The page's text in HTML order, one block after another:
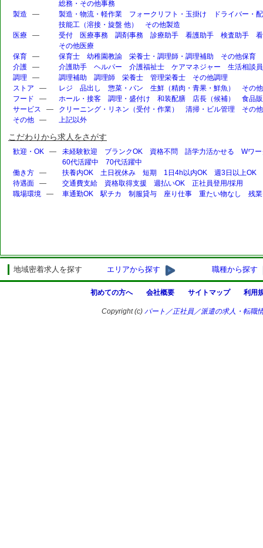
総務・その他事務
製造 — 製造・物流・軽作業 フォークリフト・玉掛け
ドライバー・
技能工（溶接・旋盤 他）
その他製造
医療 — 受付 医療事務 調剤事務 診療助手 看護助手 検査助手
その他医療
保育 — 保育士 幼稚園教諭 栄養士・調理師・調理補助
その他保育
介護 — 介護助手 ヘルパー 介護福祉士 ケアマネジャー
生活相談員
調理 — 調理補助 調理師 栄養士 管理栄養士
その他調理
ストア — レジ 品出し 惣菜・パン 生鮮（精肉・青果・鮮魚）
その
フード — ホール・接客 調理・盛付け 和装配膳 店長（候補）
食品
サービス
— クリーニング・リネン（受付・作業） 清掃・ビル管理
その
その他 — 上記以外
こだわりから求人をさがす
歓迎・OK — 未経験歓迎 ブランクOK 資格不問 語学力活かせる
Wワ
60代活躍中
70代活躍中
働き方 — 扶養内OK 土日祝休み 短期 1日4h以内OK
週3日以上OK
待遇面 — 交通費支給 資格取得支援 週払いOK
正社員登用/採用
職場環境 — 車通勤OK 駅チカ 制服貸与 座り仕事 重たい物なし 残
地域密着求人を探す エリアから探す 職種から探す
初めての方へ 会社概要 サイトマップ 利用
Copyright (c) パート／正社員／派遣の求人・転職